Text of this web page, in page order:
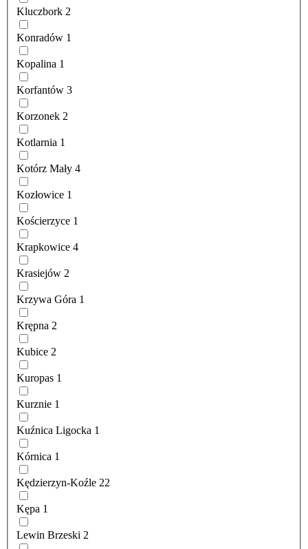
Kluczbork 2
Konradów 1
Kopalina 1
Korfantów 3
Korzonek 2
Kotlarnia 1
Kotórz Mały 4
Kozłowice 1
Kościerzyce 1
Krapkowice 4
Krasiejów 2
Krzywa Góra 1
Krępna 2
Kubice 2
Kuropas 1
Kurznie 1
Kuźnica Ligocka 1
Kórnica 1
Kędzierzyn-Koźle 22
Kępa 1
Lewin Brzeski 2